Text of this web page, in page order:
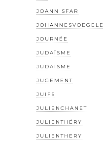
JOANN SFAR
JOHANNESVOEGELE
JOURNÉE
JUDAÏSME
JUDAISME
JUGEMENT
JUIFS
JULIENCHANET
JULIENTHÉRY
JULIENTHERY